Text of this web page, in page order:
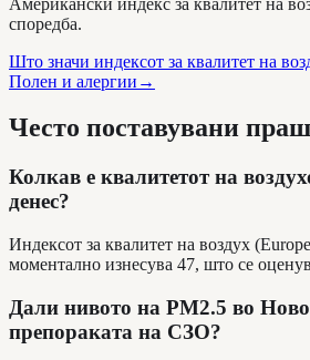
споредба.
Што значи индексот за квалитет на
Полен и алергии →
Често поставувани
Колкав е квалитетот на
денес?
Индексот за квалитет на воздух
моментално изнесува 47, што се
Дали нивото на PM2.5 во
препораката на СЗО?